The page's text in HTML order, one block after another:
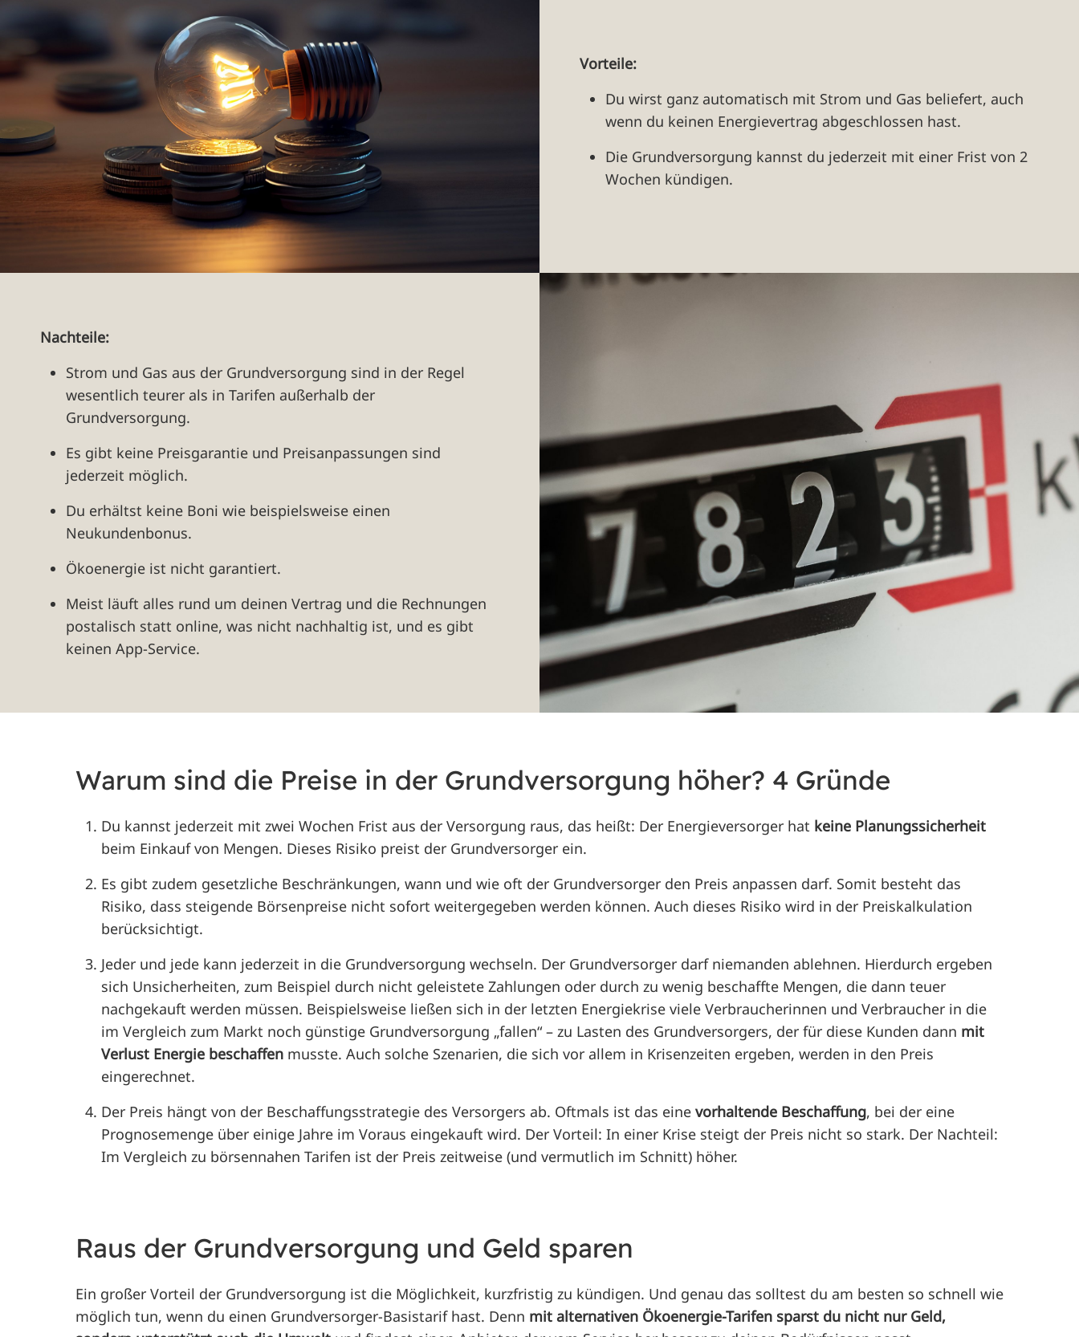
Vorteile:
Du wirst ganz automatisch mit Strom und Gas beliefert, auch
wenn du keinen Energievertrag abgeschlossen hast.
Die Grundversorgung kannst du jederzeit mit einer Frist von 2
Wochen kündigen.
Nachteile:
Strom und Gas aus der Grundversorgung sind in der Regel
wesentlich teurer als in Tarifen außerhalb der
Grundversorgung.
Es gibt keine Preisgarantie und Preisanpassungen sind
jederzeit möglich.
Du erhältst keine Boni wie beispielsweise einen
Neukundenbonus.
Ökoenergie ist nicht garantiert.
Meist läuft alles rund um deinen Vertrag und die Rechnungen
postalisch statt online, was nicht nachhaltig ist, und es gibt
keinen App-Service.
Warum sind die Preise in der Grundversorgung höher? 4 Gründe
Du kannst jederzeit mit zwei Wochen Frist aus der Versorgung raus, das heißt: Der Energieversorger hat keine Planungssicherheit
beim Einkauf von Mengen. Dieses Risiko preist der Grundversorger ein.
Es gibt zudem gesetzliche Beschränkungen, wann und wie oft der Grundversorger den Preis anpassen darf. Somit besteht das
Risiko, dass steigende Börsenpreise nicht sofort weitergegeben werden können. Auch dieses Risiko wird in der Preiskalkulation
berücksichtigt.
Jeder und jede kann jederzeit in die Grundversorgung wechseln. Der Grundversorger darf niemanden ablehnen. Hierdurch ergeben
sich Unsicherheiten, zum Beispiel durch nicht geleistete Zahlungen oder durch zu wenig beschaffte Mengen, die dann teuer
nachgekauft werden müssen. Beispielsweise ließen sich in der letzten Energiekrise viele Verbraucherinnen und Verbraucher in die
im Vergleich zum Markt noch günstige Grundversorgung „fallen“ – zu Lasten des Grundversorgers, der für diese Kunden dann mit
Verlust Energie beschaffen musste. Auch solche Szenarien, die sich vor allem in Krisenzeiten ergeben, werden in den Preis
eingerechnet.
Der Preis hängt von der Beschaffungsstrategie des Versorgers ab. Oftmals ist das eine vorhaltende Beschaffung, bei der eine
Prognosemenge über einige Jahre im Voraus eingekauft wird. Der Vorteil: In einer Krise steigt der Preis nicht so stark. Der Nachteil:
Im Vergleich zu börsennahen Tarifen ist der Preis zeitweise (und vermutlich im Schnitt) höher.
Raus der Grundversorgung und Geld sparen
Ein großer Vorteil der Grundversorgung ist die Möglichkeit, kurzfristig zu kündigen. Und genau das solltest du am besten so schnell wie
möglich tun, wenn du einen Grundversorger-Basistarif hast. Denn mit alternativen Ökoenergie-Tarifen sparst du nicht nur Geld,